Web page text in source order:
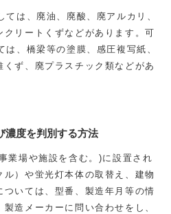
は、廃油、廃酸、廃アルカリ、
リートくずなどがあります。可
、橋梁等の塗膜、感圧複写紙、
ず、廃プラスチック類などがあ
濃度を判別する方法
業場や施設を含む。)に設置され
）や蛍光灯本体の取替え、建物
いては、型番、製造年月等の情
造メーカーに問い合わせをし、